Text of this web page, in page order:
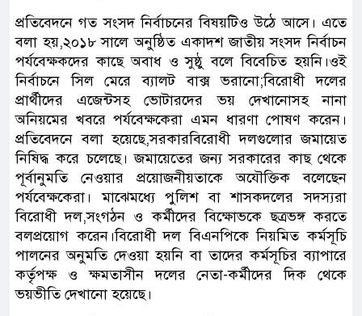
প্রতিবেদনে গত সংসদ নির্বাচনের বিষয়টিও উঠে আসে। এতে
বলা হয়,২০১৮ সালে অনুষ্ঠিত একাদশ জাতীয় সংসদ নির্বাচন
পর্যবেক্ষকদের কাছে অবাধ ও সুষ্ঠু বলে বিবেচিত হয়নি।ওই
নির্বাচনে সিল মেরে ব্যালট বাক্স ভরানো;বিরোধী দলের
প্রার্থীদের এজেন্টসহ ভোটারদের ভয় দেখানোসহ নানা
অনিয়মের খবরে পর্যবেক্ষকেরা এমন ধারণা পোষণ করেন।
প্রতিবেদনে বলা হয়েছে,সরকারবিরোধী দলগুলোর জমায়েত
নিষিদ্ধ করে চলেছে। জমায়েতের জন্য সরকারের কাছ থেকে
পূর্বানুমতি নেওয়ার প্রয়োজনীয়তাকে অযৌক্তিক বলেছেন
পর্যবেক্ষকেরা। মাঝেমধ্যে পুলিশ বা শাসকদলের সদস্যরা
বিরোধী দল,সংগঠন ও কর্মীদের বিক্ষোভকে ছত্রভঙ্গ করতে
বলপ্রয়োগ করেন।বিরোধী দল বিএনপিকে নিয়মিত কর্মসূচি
পালনের অনুমতি দেওয়া হয়নি বা তাদের কর্মসূচির ব্যাপারে
কর্তৃপক্ষ ও ক্ষমতাসীন দলের নেতা-কর্মীদের দিক থেকে
ভয়ভীতি দেখানো হয়েছে।